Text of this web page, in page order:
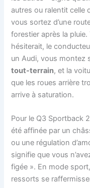
autres ou ralentit celle
vous sortez d’une
forestier après la
hésiterait, le
un Audi, vous montez
tout-terrain, et la
que les roues arrière
arrive à saturation.
Pour le Q3 Sportback
été affinée par un
ou une régulation
signifie que vous
figée ». En mode
ressorts se